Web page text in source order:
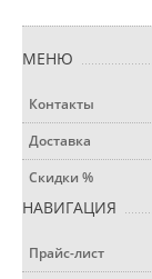
МЕНЮ
Контакты
Доставка
Скидки %
НАВИГАЦИЯ
Прайс-лист